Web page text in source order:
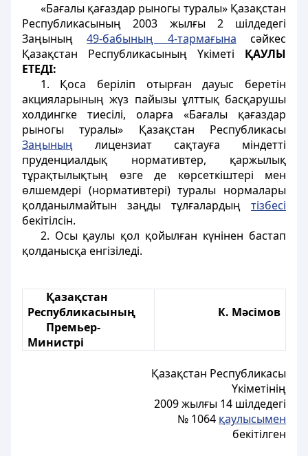
«Бағалы қағаздар рыногы туралы» Қазақстан
Республикасының 2003 жылғы 2 шілдедегі
Заңының49-бабының 4-тармағына сәйкес
Қазақстан Республикасының Үкіметі ҚАУЛЫ
ЕТЕДІ:
1. Қоса беріліп отырған дауыс беретін
акцияларының жүз пайызы ұлттық басқарушы
холдингке тиесілі, оларға «Бағалы қағаздар
рыногы туралы» Қазақстан Республикасы
Заңының лицензиат сақтауға міндетті
пруденциалдық нормативтер, қаржылық
тұрақтылықтың өзге де көрсеткіштері мен
өлшемдері (нормативтері) туралы нормалары
қолданылмайтын заңды тұлғалардың тізбесі
бекітілсін.
2. Осы қаулы қол қойылған күнінен бастап
қолданысқа енгізіледі.
Қазақстан
Республикасының
Премьер-
Министрі
К. Мәсімов
Қазақстан Республикасы
Үкіметінің
2009 жылғы 14 шілдедегі
№ 1064 қаулысымен
бекітілген